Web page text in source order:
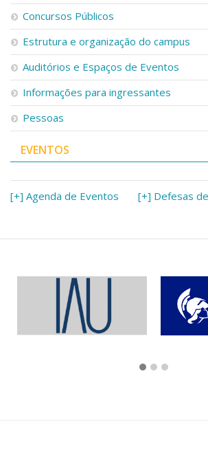
Concursos Públicos
Estrutura e organização do campus
Auditórios e Espaços de Eventos
Informações para ingressantes
Pessoas
EVENTOS
[+] Agenda de Eventos [+] Defesas